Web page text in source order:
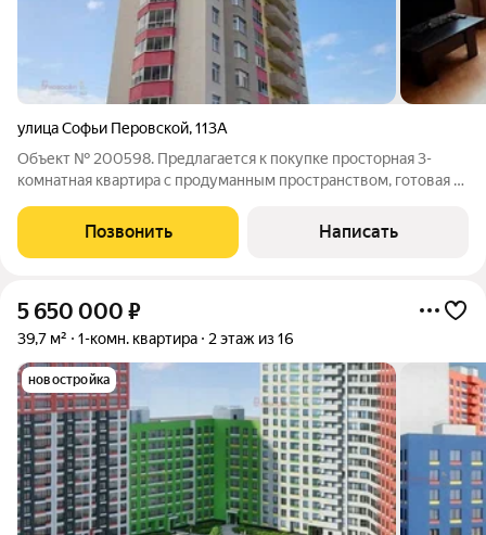
улица Софьи Перовской,113А
Объект № 200598. Предлагается к покупке просторная 3-
комнатная квартира с продуманным пространством, готовая к
районе с полностью сложившейся инфраструктурой. Рядом
остановки общественного
Позвонить Написать
5 650 000 ₽
39,7 м² 1-комн. квартира 2 этаж из 16
новостройка